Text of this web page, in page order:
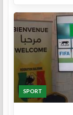
SPORT